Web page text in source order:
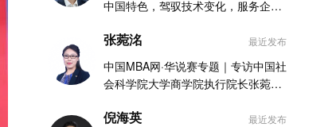
中国特色，驾驭技术变化，服务企业
张菀洺 最近发布
中国MBA网·华说赛专题｜专访中国社
会科学院大学商学院执行院长张菀洺
倪海英 最近发布